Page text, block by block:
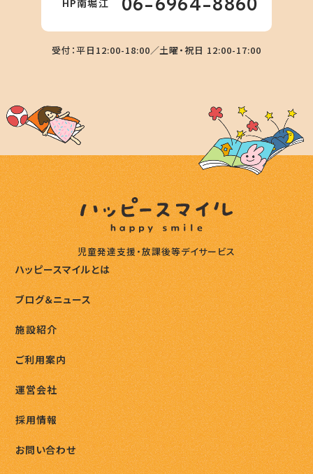
HP南堀江
受付：平日12:00-18:00／土曜・祝日 12:00-17:00
児童発達支援・放課後等デイサービス
ハッピースマイルとは
ブログ＆ニュース
施設紹介
ご利用案内
運営会社
採用情報
お問い合わせ